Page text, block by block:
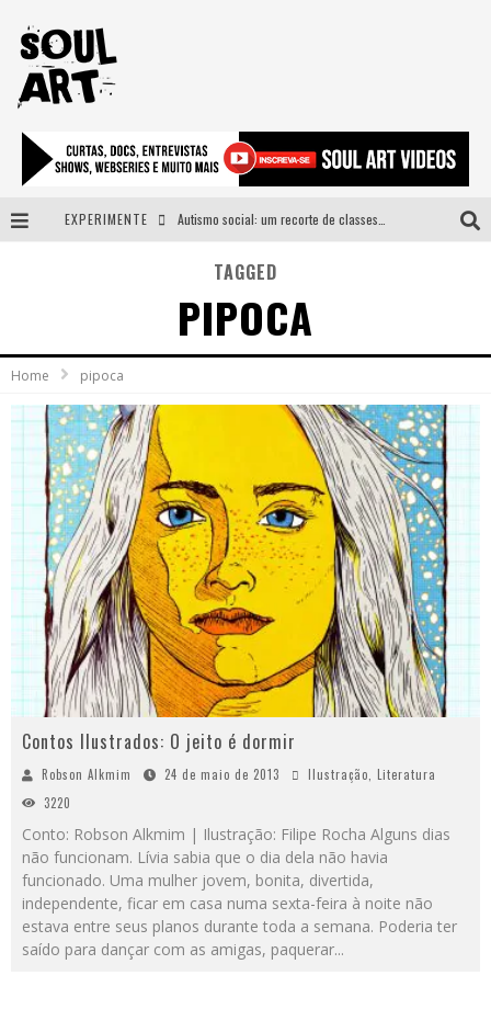
EXPERIMENTE
A subida da rampa é diferente!
Faça o bem! Mas, sem olhar a quem!?
Novo single de Arnaldo Tifu, “De Testa” explora brasilidade em sons, cores e símbolos
TAGGED
PIPOCA
Home pipoca
Contos Ilustrados: O jeito é dormir
Robson Alkmim 24 de maio de 2013 Ilustração, Literatura
3220
Conto: Robson Alkmim | Ilustração: Filipe Rocha Alguns dias
não funcionam. Lívia sabia que o dia dela não havia
funcionado. Uma mulher jovem, bonita, divertida,
independente, ficar em casa numa sexta-feira à noite não
estava entre seus planos durante toda a semana. Poderia ter
saído para dançar com as amigas, paquerar...